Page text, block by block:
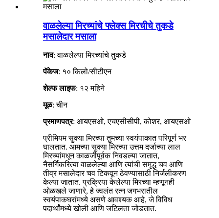
वाळलेल्या मिरच्यांचे फ्लेक्स मिरचीचे तुकडे
मसालेदार मसाला
नाव: वाळलेल्या मिरच्यांचे तुकडे
पॅकेज: १० किलो/सीटीएन
शेल्फ लाइफ: १२ महिने
मूळ: चीन
प्रमाणपत्र: आयएसओ, एचएसीसीपी, कोशर, आयएसओ
प्रीमियम सुक्या मिरच्या तुमच्या स्वयंपाकात परिपूर्ण भर
घालतात. आमच्या सुक्या मिरच्या उत्तम दर्जाच्या लाल
मिरच्यांमधून काळजीपूर्वक निवडल्या जातात,
नैसर्गिकरित्या वाळलेल्या आणि त्यांची समृद्ध चव आणि
तीव्र मसालेदार चव टिकवून ठेवण्यासाठी निर्जलीकरण
केल्या जातात. प्रक्रिया केलेल्या मिरच्या म्हणूनही
ओळखले जाणारे, हे ज्वलंत रत्न जगभरातील
स्वयंपाकघरांमध्ये असणे आवश्यक आहे, जे विविध
पदार्थांमध्ये खोली आणि जटिलता जोडतात.